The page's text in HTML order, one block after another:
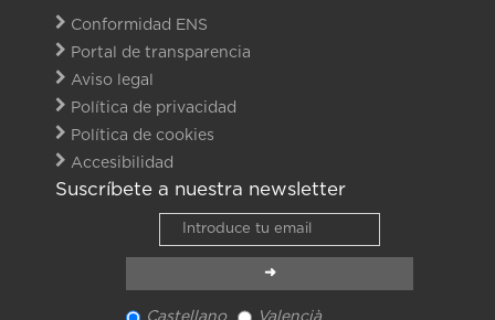
Conformidad ENS
Portal de transparencia
Aviso legal
Política de privacidad
Política de cookies
Accesibilidad
Suscríbete a nuestra newsletter